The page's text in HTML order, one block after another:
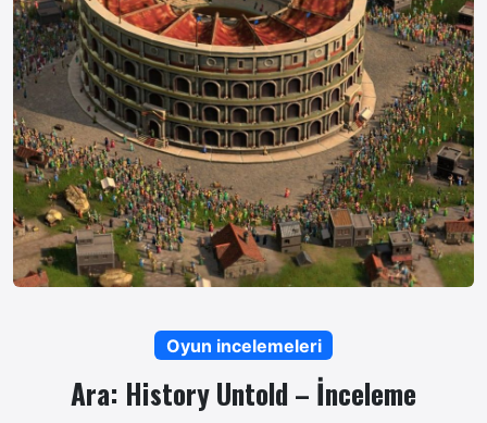
Oyun incelemeleri
Ara: History Untold – İnceleme